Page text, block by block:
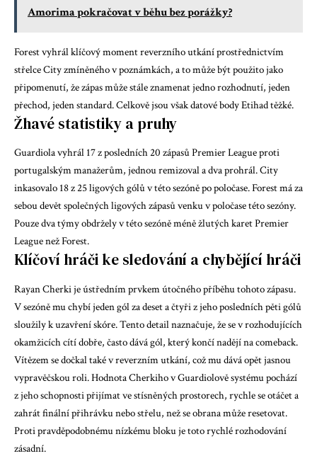
Amorima pokračovat v běhu bez porážky?
Forest vyhrál klíčový moment reverzního utkání prostřednictvím
střelce City zmíněného v poznámkách, a to může být použito jako
připomenutí, že zápas může stále znamenat jedno rozhodnutí, jeden
přechod, jeden standard. Celkově jsou však datové body Etihad těžké.
Žhavé statistiky a pruhy
Guardiola vyhrál 17 z posledních 20 zápasů Premier League proti
portugalským manažerům, jednou remizoval a dva prohrál. City
inkasovalo 18 z 25 ligových gólů v této sezóně po poločase. Forest má za
sebou devět společných ligových zápasů venku v poločase této sezóny.
Pouze dva týmy obdržely v této sezóně méně žlutých karet Premier
League než Forest.
Klíčoví hráči ke sledování a chybějící hráči
Rayan Cherkije ústředním prvkem útočného příběhu tohoto zápasu.
V sezóně mu chybí jeden gól za deset a čtyři z jeho posledních pěti gólů
sloužily k uzavření skóre. Tento detail naznačuje, že se v rozhodujících
okamžicích cítí dobře, často dává gól, který končí nadějí na comeback.
Vítězem se dočkal také v reverzním utkání, což mu dává opět jasnou
vypravěčskou roli. Hodnota Cherkiho v Guardiolově systému pochází
z jeho schopnosti přijímat ve stísněných prostorech, rychle se otáčet a
zahrát finální přihrávku nebo střelu, než se obrana může resetovat.
Proti pravděpodobnému nízkému bloku je toto rychlé rozhodování
zásadní.